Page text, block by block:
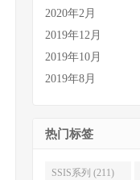
2020年2月
2019年12月
2019年10月
2019年8月
热门标签
SSIS系列 (211)